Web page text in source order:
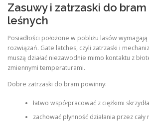
Zasuwy i zatrzaski do
leśnych
Posiadłości położone w pobliżu lasów
rozwiązań. Gate latches, czyli zatrzaski i
muszą działać niezawodnie mimo kontaktu z
zmiennymi temperaturami.
Dobre zatrzaski do bram powinny:
łatwo współpracować z ciężkimi
zachować płynność działania przez cały